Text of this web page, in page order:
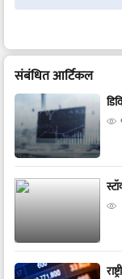
संबंधित आर्टिकल